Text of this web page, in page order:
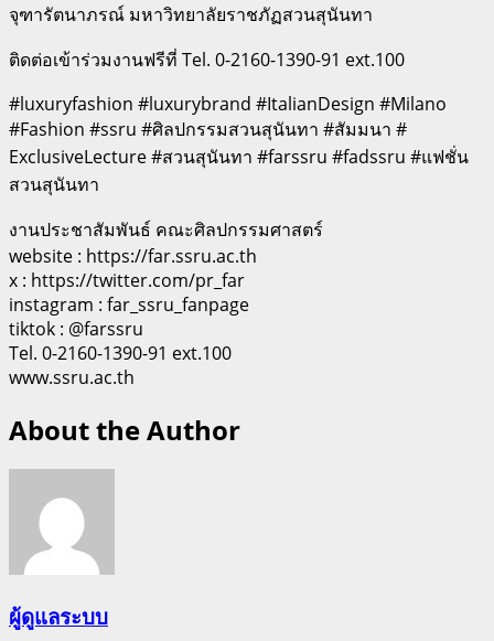
จุฑารัตนาภรณ์ มหาวิทยาลัยราชภัฏสวนสุนันทา
ติดต่อเข้าร่วมงานฟรีที่ Tel. 0-2160-1390-91 ext.100
#luxuryfashion #luxurybrand #ItalianDesign #Milano
#Fashion #ssru #ศิลปกรรมสวนสุนันทา #สัมมนา #
ExclusiveLecture #สวนสุนันทา #farssru #fadssru #แฟชั่น
สวนสุนันทา
งานประชาสัมพันธ์ คณะศิลปกรรมศาสตร์
website : https://far.ssru.ac.th
x : https://twitter.com/pr_far
instagram : far_ssru_fanpage
tiktok : @farssru
Tel. 0-2160-1390-91 ext.100
www.ssru.ac.th
About the Author
ผู้ดูแลระบบ